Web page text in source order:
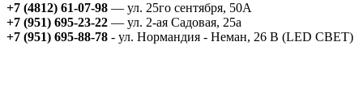
+7 (4812) 61-07-98 — ул. 25го сентября, 50А
+7 (951) 695-23-22 — ул. 2-ая Садовая, 25а
+7 (951) 695-88-78 - ул. Нормандия - Неман, 26 В (LED СВЕТ)